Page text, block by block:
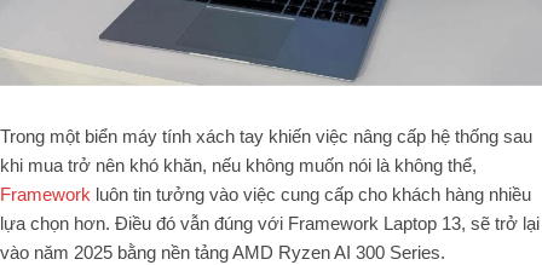
Trong một biển máy tính xách tay khiến việc nâng cấp hệ thống sau
khi mua trở nên khó khăn, nếu không muốn nói là không thể,
Framework luôn tin tưởng vào việc cung cấp cho khách hàng nhiều
lựa chọn hơn. Điều đó vẫn đúng với Framework Laptop 13, sẽ trở lại
vào năm 2025 bằng nền tảng AMD Ryzen AI 300 Series.